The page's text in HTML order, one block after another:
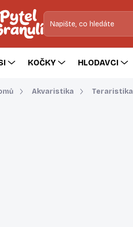
KOČKY HLODAVCI
Akvaristika Teraristika